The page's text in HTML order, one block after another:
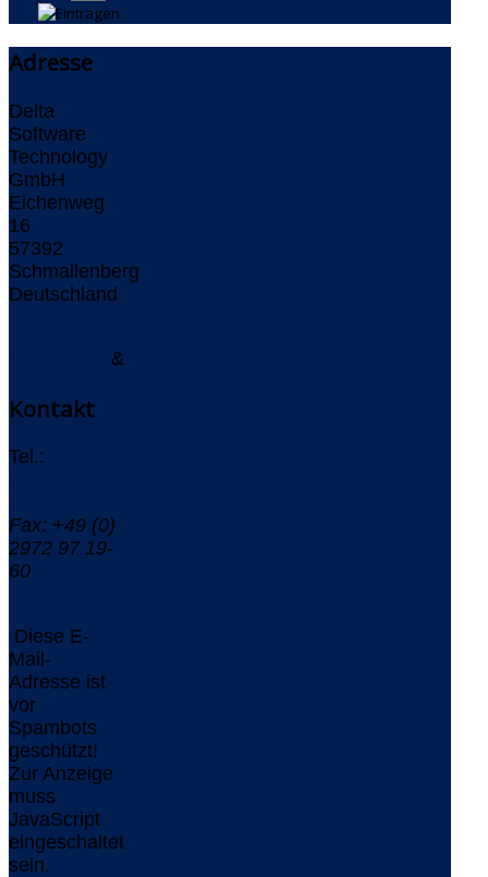
Adresse
Delta
Software
Technology
GmbH
Eichenweg
16
57392
Schmallenberg
Deutschland
&
Kontakt
Tel.:
Fax: +49 (0)
2972 97 19-
60
Diese E-
Mail-
Adresse ist
vor
Spambots
geschützt!
Zur Anzeige
muss
JavaScript
eingeschaltet
sein.